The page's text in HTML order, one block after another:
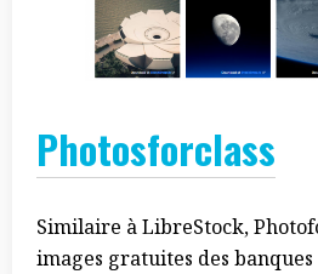
Photosforclass
Similaire à LibreStock,
images gratuites des banques